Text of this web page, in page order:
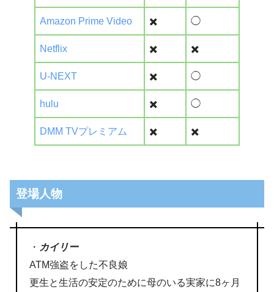
Amazon Prime Video ✖️ ◯
Netflix ✖️ ✖️
U-NEXT ✖️ ◯
hulu ✖️ ◯
DMM TVプレミアム ✖️ ✖️
登場人物
・ カイリー
ATM強盗をした不良娘
更生と生活の安定のために母のいる実家に8ヶ月